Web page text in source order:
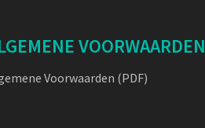
VOORWAARDEN
Voorwaarden (PDF)